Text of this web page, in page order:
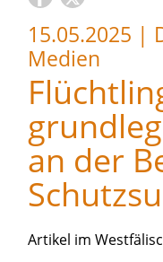
15.05.2025 |
Medien
an der
Artikel im